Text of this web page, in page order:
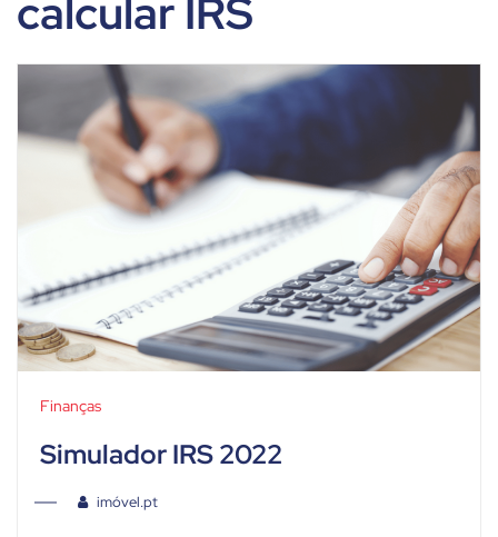
calcular IRS
Finanças
Simulador IRS 2022
imóvel.pt